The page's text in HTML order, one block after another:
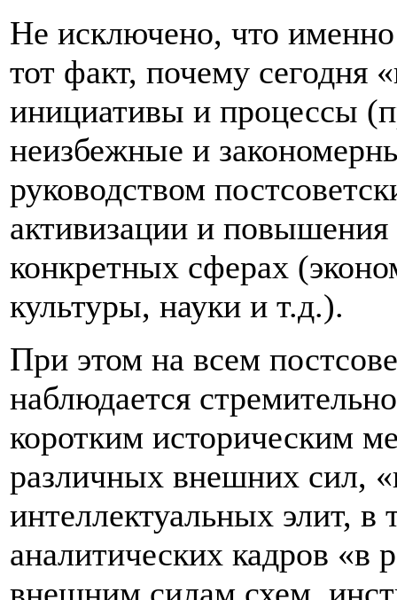
Не исключено, что
тот факт, почему сегодня
инициативы и процессы
неизбежные и
руководством
активизации и повышения
конкретных сферах
культуры, науки и т.д.).
При этом на всем
наблюдается
коротким историческим
различных внешних сил,
интеллектуальных элит,
аналитических кадров «в